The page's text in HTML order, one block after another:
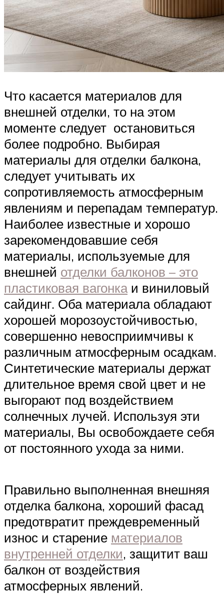
Что касается материалов для
внешней отделки, то на этом
моменте следует остановиться
более подробно. Выбирая
материалы для отделки балкона,
следует учитывать их
сопротивляемость атмосферным
явлениям и перепадам температур.
Наиболее известные и хорошо
зарекомендовавшие себя
материалы, используемые для
внешней отделки балконов – это
пластиковая вагонкаи виниловый
сайдинг. Оба материала обладают
хорошей морозоустойчивостью,
совершенно невосприимчивы к
различным атмосферным осадкам.
Синтетические материалы держат
длительное время свой цвет и не
выгорают под воздействием
солнечных лучей. Используя эти
материалы, Вы освобождаете себя
от постоянного ухода за ними.
Правильно выполненная внешняя
отделка балкона, хороший фасад
предотвратит преждевременный
износ и старение материалов
внутренней отделки, защитит ваш
балкон от воздействия
атмосферных явлений.